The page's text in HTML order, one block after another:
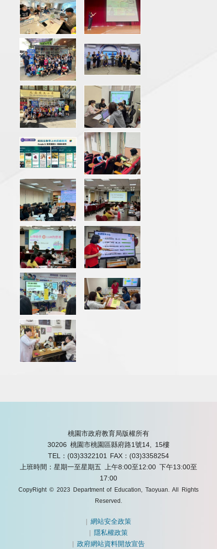
桃園市政府教育局版權所有
30206 桃園市桃園區縣府路1號14, 15樓
TEL：(03)3322101
FAX：(03)3358254
上班時間：星期一至星期五 上午8:00至12:00 下午13:00至
17:00
CopyRight © 2023 Department of Education, Taoyuan. All Rights
Reserved.
|網站安全政策
| 隱私權政策
|政府網站資料開放宣告